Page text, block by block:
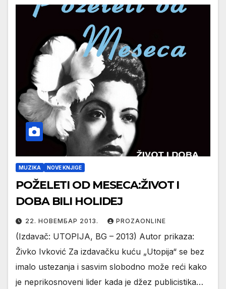
MUZIKA NOVE KNJIGE
POŽELETI OD MESECA:ŽIVOT I
DOBA BILI HOLIDEJ
22. НОВЕМБАР 2013. PROZAONLINE
(Izdavač: UTOPIJA, BG – 2013) Autor prikaza:
Živko Ivković Za izdavačku kuću „Utopija“ se bez
imalo ustezanja i sasvim slobodno može reći kako
je neprikosnoveni lider kada je džez publicistika…